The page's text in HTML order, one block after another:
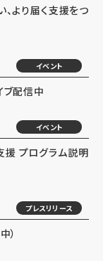
、より届く支援をつ
イベント
配信中
イベント
援 プログラム説明
プレスリリース
）